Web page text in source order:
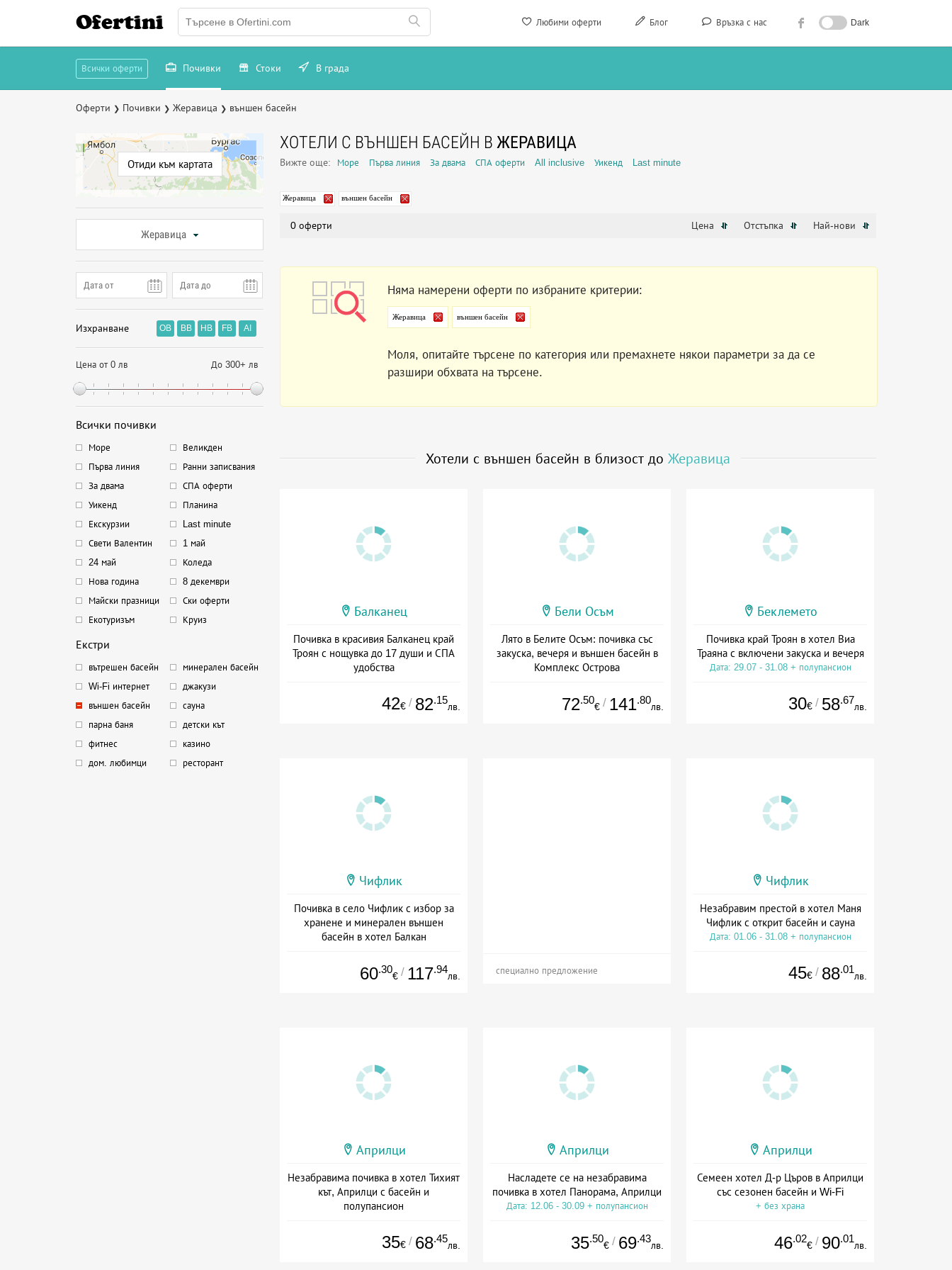
Любими оферти Блог Връзка с нас Dark
Ofertini
Всички оферти Почивки Стоки В града
Оферти ❯ Почивки ❯ Жеравица ❯ външен басейн
Отиди към картата
Жеравица
Изхранване OB BB HB FB AI
Цена от 0 лв До 300+ лв
Всички почивки
Море
Великден
Първа линия
Ранни записвания
За двама
СПА оферти
Уикенд
Планина
Екскурзии
Last minute
Свети Валентин
1 май
24 май
Коледа
Нова година
8 декември
Майски празници
Ски оферти
Екотуризъм
Круиз
Екстри
вътрешен басейн
минерален басейн
Wi-Fi интернет
джакузи
външен басейн
сауна
парна баня
детски кът
фитнес
казино
дом. любимци
ресторант
ХОТЕЛИ С ВЪНШЕН БАСЕЙН В ЖЕРАВИЦА
Вижте още: Море Първа линия За двама СПА оферти All inclusive Уикенд Last minute
Жеравица външен басейн
0 оферти Цена Отстъпка Най-нови
Няма намерени оферти по избраните критерии:
Жеравица външен басейн
Моля, опитайте търсене по категория или премахнете някои параметри за да се
разшири обхвата на търсене.
Хотели с външен басейн в близост до Жеравица
Балканец
Почивка в красивия Балканец край
Троян с нощувка до 17 души и СПА
удобства
42€ / 82.15
лв.
Бели Осъм
Лято в Белите Осъм: почивка със
закуска, вечеря и външен басейн в
Комплекс Острова
72.50
€ / 141.80
лв.
Беклемето
Почивка край Троян в хотел Виа
Траяна с включени закуска и вечеря
Дата: 29.07 - 31.08 + полупансион
30€ / 58.67
лв.
Чифлик
Почивка в село Чифлик с избор за
хранене и минерален външен
басейн в хотел Балкан
60.30
€ / 117.94
лв. специално предложение
Чифлик
Незабравим престой в хотел Маня
Чифлик с открит басейн и сауна
Дата: 01.06 - 31.08 + полупансион
45€ / 88.01
лв.
Априлци
Незабравима почивка в хотел Тихият
кът, Априлци с басейн и
полупансион
35€ / 68.45
лв.
Априлци
Насладете се на незабравима
почивка в хотел Панорама, Априлци
Дата: 12.06 - 30.09 + полупансион
35.50
€ / 69.43
лв.
Априлци
Семеен хотел Д-р Църов в Априлци
със сезонен басейн и Wi-Fi
+ без храна
46.02
€ / 90.01
лв.